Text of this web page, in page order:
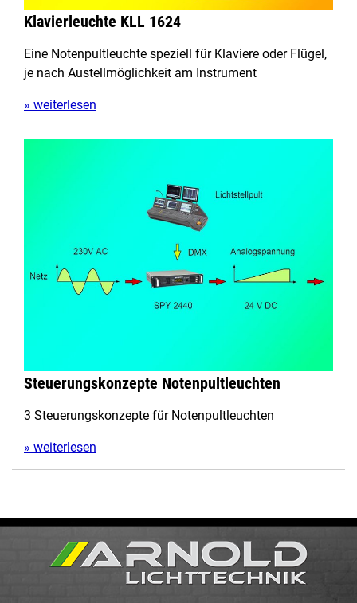
Klavierleuchte KLL 1624
Eine Notenpultleuchte speziell für Klaviere oder Flügel,
je nach Austellmöglichkeit am Instrument
» weiterlesen
Steuerungskonzepte Notenpultleuchten
3 Steuerungskonzepte für Notenpultleuchten
» weiterlesen